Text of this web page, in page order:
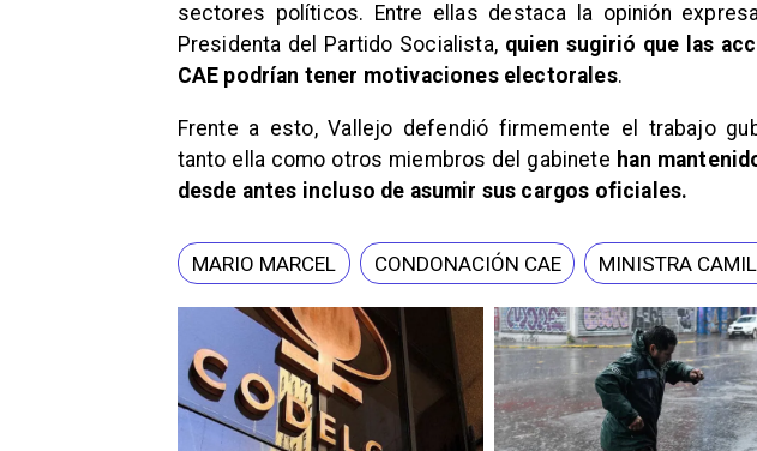
sectores políticos. Entre ellas destaca la opinión
Presidenta del Partido Socialista, quien sugirió que las
CAE podrían tener motivaciones electorales.
Frente a esto, Vallejo defendió firmemente el trabajo
tanto ella como otros miembros del gabinete han
desde antes incluso de asumir sus cargos oficiales.
MARIO MARCEL CONDONACIÓN CAE MINISTRA